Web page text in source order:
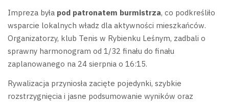
Impreza była pod patronatem burmistrza, co podkreśliło
wsparcie lokalnych władz dla aktywności mieszkańców.
Organizatorzy, klub Tenis w Rybienku Leśnym, zadbali o
sprawny harmonogram od 1/32 finału do finału
zaplanowanego na 24 sierpnia o 16:15.
Rywalizacja przyniosła zacięte pojedynki, szybkie
rozstrzygnięcia i jasne podsumowanie wyników oraz